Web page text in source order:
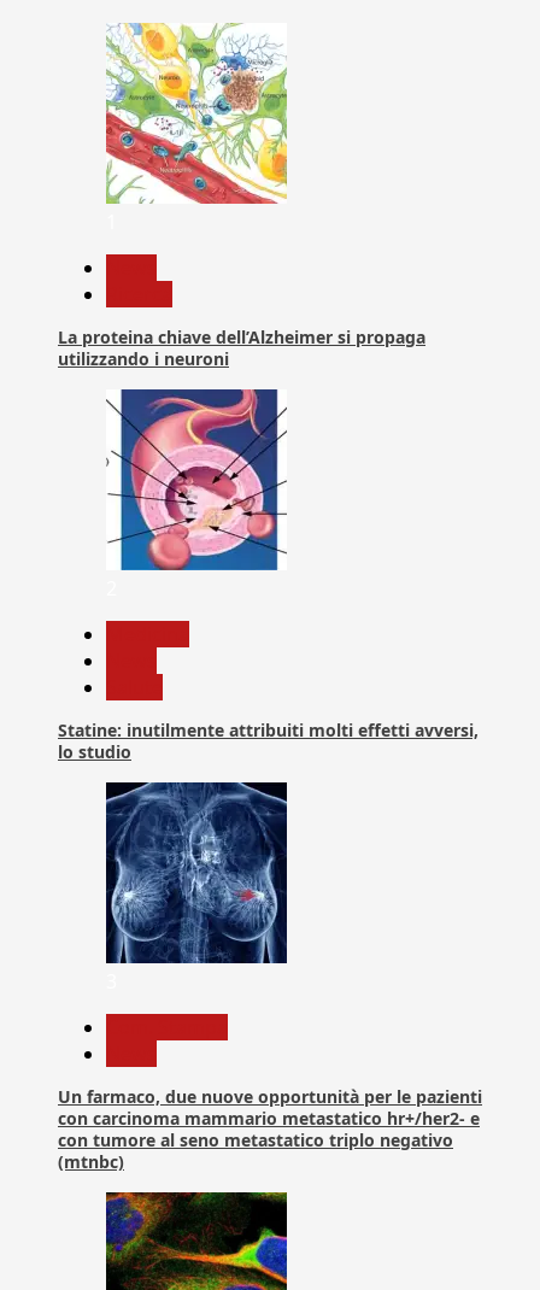
La proteina chiave dell’Alzheimer si propaga
utilizzando i neuroni
Statine: inutilmente attribuiti molti effetti avversi,
lo studio
Un farmaco, due nuove opportunità per le pazienti
con carcinoma mammario metastatico hr+/her2- e
con tumore al seno metastatico triplo negativo
(mtnbc)